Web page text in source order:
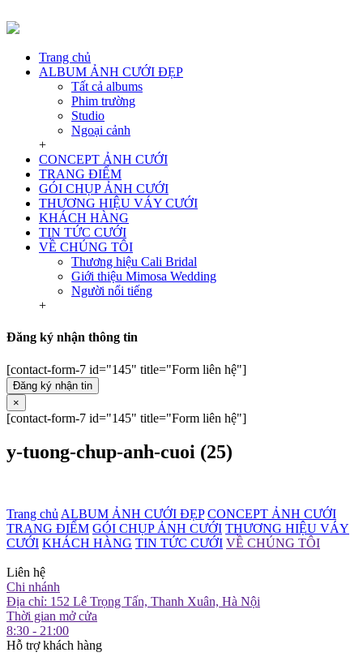
Trang chủ
ALBUM ẢNH CƯỚI ĐẸP
Tất cả albums
Phim trường
Studio
Ngoại cảnh
+
CONCEPT ẢNH CƯỚI
TRANG ĐIỂM
GÓI CHỤP ẢNH CƯỚI
THƯƠNG HIỆU VÁY CƯỚI
KHÁCH HÀNG
TIN TỨC CƯỚI
VỀ CHÚNG TÔI
Thương hiệu Cali Bridal
Giới thiệu Mimosa Wedding
Người nổi tiếng
+
Đăng ký nhận thông tin
[contact-form-7 id="145" title="Form liên hệ"]
Đăng ký nhận tin
×
[contact-form-7 id="145" title="Form liên hệ"]
y-tuong-chup-anh-cuoi (25)
Trang chủ ALBUM ẢNH CƯỚI ĐẸP CONCEPT ẢNH CƯỚI
TRANG ĐIỂM GÓI CHỤP ẢNH CƯỚI THƯƠNG HIỆU VÁY
CƯỚI KHÁCH HÀNG TIN TỨC CƯỚI VỀ CHÚNG TÔI
Liên hệ
Chi nhánh
Địa chỉ: 152 Lê Trọng Tấn, Thanh Xuân, Hà Nội
Thời gian mở cửa
8:30 - 21:00
Hỗ trợ khách hàng